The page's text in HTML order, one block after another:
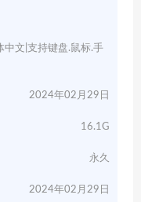
文|支持键盘.鼠标.手
2024年02月29日
16.1G
永久
2024年02月29日